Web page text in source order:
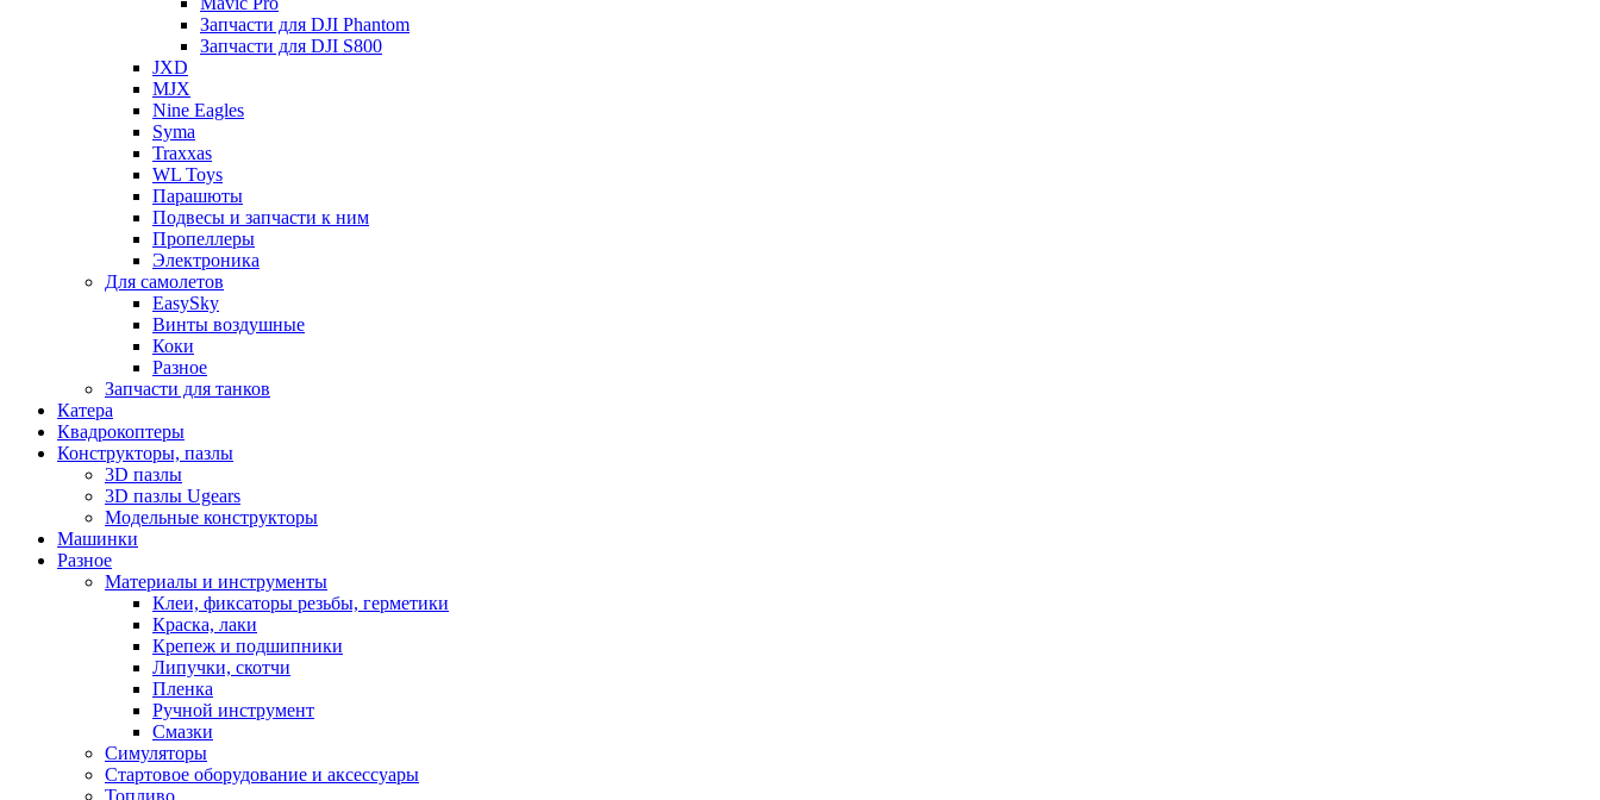
Запчасти для DJI Phantom
Запчасти для DJI S800
JXD
MJX
Nine Eagles
Syma
Traxxas
WL Toys
Парашюты
Подвесы и запчасти к ним
Пропеллеры
Электроника
Для самолетов
EasySky
Винты воздушные
Коки
Разное
Запчасти для танков
Катера
Квадрокоптеры
Конструкторы, пазлы
3D пазлы
3D пазлы Ugears
Модельные конструкторы
Машинки
Разное
Материалы и инструменты
Клеи, фиксаторы резьбы, герметики
Краска, лаки
Крепеж и подшипники
Липучки, скотчи
Пленка
Ручной инструмент
Смазки
Симуляторы
Стартовое оборудование и аксессуары
Топливо